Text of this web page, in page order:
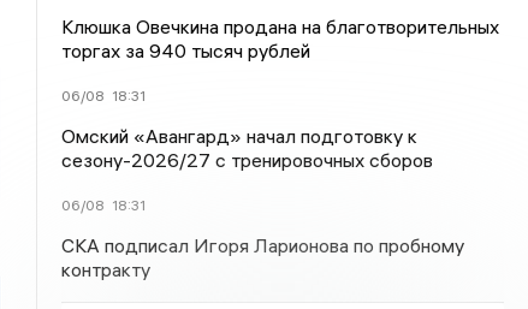
Клюшка Овечкина продана на благотворительных
торгах за 940 тысяч рублей
06/08 18:31
Омский «Авангард» начал подготовку к
сезону-2026/27 с тренировочных сборов
06/08 18:31
СКА подписал Игоря Ларионова по пробному
контракту